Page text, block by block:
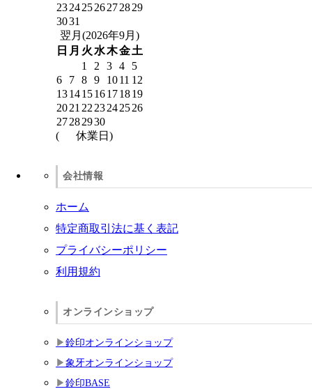
23242526272829
3031
翌月(2026年9月)
日 月 火 水木金土
1
2 3 4
5
6
7 8 9 1011 12
13141516171819
2021 22 23242526
27282930
(
休業日)
会社情報
ホーム
特定商取引法に基く表記
プライバシーポリシー
利用規約
オンラインショップ
鈴印オンラインショップ
象牙オンラインショップ
鈴印BASE